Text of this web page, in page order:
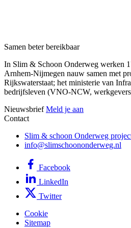
Samen beter bereikbaar
In Slim & Schoon Onderweg werken
Arnhem-Nijmegen nauw samen met
Rijkswaterstaat; het ministerie van
bedrijfsleven (VNO-NCW,
Nieuwsbrief Meld je aan
Contact
Slim & schoon Onderweg
info@slimschoononderweg.nl
Facebook
LinkedIn
Twitter
Cookie
Sitemap